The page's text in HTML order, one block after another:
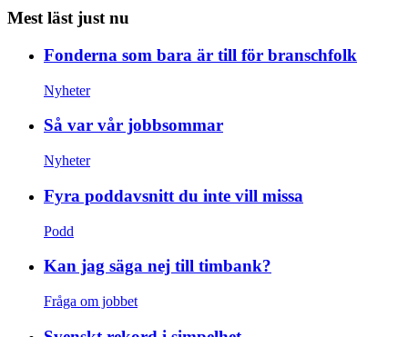
Mest läst just nu
Fonderna som bara är till för branschfolk
Nyheter
Så var vår jobbsommar
Nyheter
Fyra poddavsnitt du inte vill missa
Podd
Kan jag säga nej till timbank?
Fråga om jobbet